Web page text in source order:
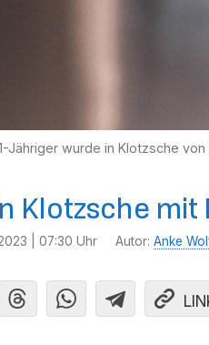
Jähriger wurde in Klotzsche
Klotzsche
| 07:30 Uhr Autor: Anke